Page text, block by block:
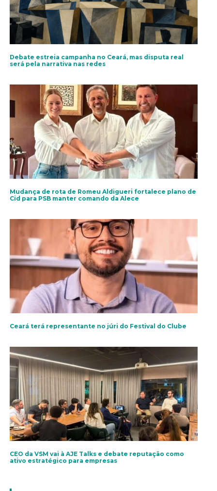
Debate estreia campanha no Ceará, mas disputa real
será pela narrativa nas redes
Mudança de rota de Romeu Aldigueri fortalece plano de
Cid para PSB manter comando da Alece
Ceará terá representante no júri do Festival do Clube
CEO da VSM vai à AJE Talks e debate reputação como
ativo estratégico para empresas